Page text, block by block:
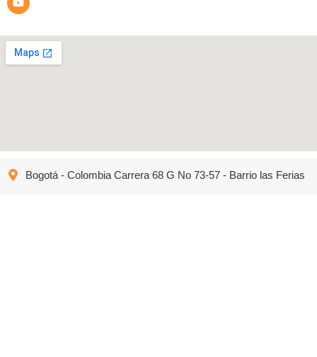
Bogotá - Colombia Carrera 68 G No 73-57 - Barrio las Ferias